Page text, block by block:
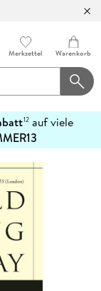
Merkzettel Warenkorb
12 auf viele